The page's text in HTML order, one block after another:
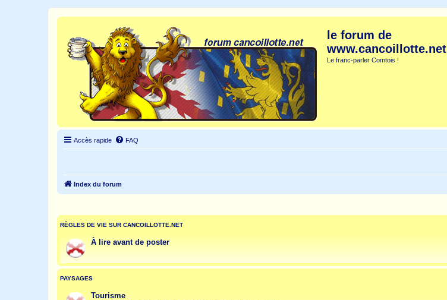
le forum de
www.cancoillotte.net
Le franc-parler Comtois !
Accès rapide FAQ
Index du forum
RÈGLES DE VIE SUR CANCOILLOTTE.NET
À lire avant de poster
PAYSAGES
Tourisme